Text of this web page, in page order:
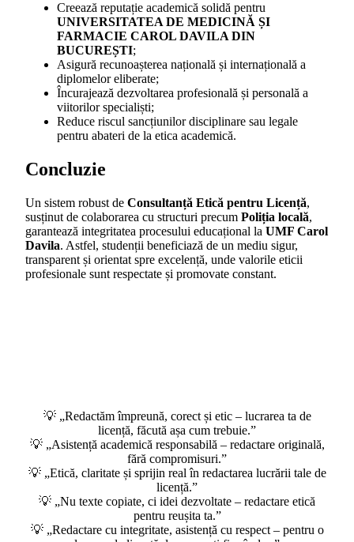
Creează reputație academică solidă pentru
UNIVERSITATEA DE MEDICINĂ ȘI
FARMACIE CAROL DAVILA DIN
BUCUREȘTI;
Asigură recunoașterea națională și internațională a
diplomelor eliberate;
Încurajează dezvoltarea profesională și personală a
viitorilor specialiști;
Reduce riscul sancțiunilor disciplinare sau legale
pentru abateri de la etica academică.
Concluzie
Un sistem robust de Consultanță Etică pentru Licență,
susținut de colaborarea cu structuri precum Poliția locală,
garantează integritatea procesului educațional la UMF Carol
Davila. Astfel, studenții beneficiază de un mediu sigur,
transparent și orientat spre excelență, unde valorile eticii
profesionale sunt respectate și promovate constant.
💡 „Redactăm împreună, corect și etic – lucrarea ta de
licență, făcută așa cum trebuie.”
💡 „Asistență academică responsabilă – redactare originală,
fără compromisuri.”
💡 „Etică, claritate și sprijin real în redactarea lucrării tale de
licență.”
💡 „Nu texte copiate, ci idei dezvoltate – redactare etică
pentru reușita ta.”
💡 „Redactare cu integritate, asistență cu respect – pentru o